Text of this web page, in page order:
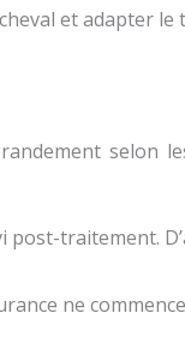
et adapter
selon
post-traitement.
ne